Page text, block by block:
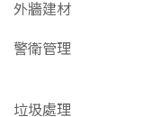
外牆建材
警衛管理
垃圾處理